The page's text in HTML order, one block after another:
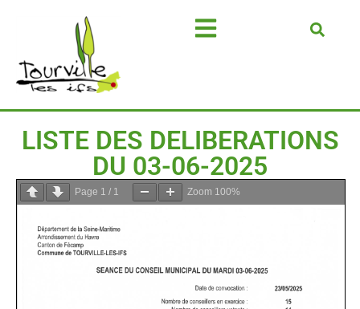
LISTE DES DELIBERATIONS
DU 03-06-2025
Page 1 / 1 Zoom 100%